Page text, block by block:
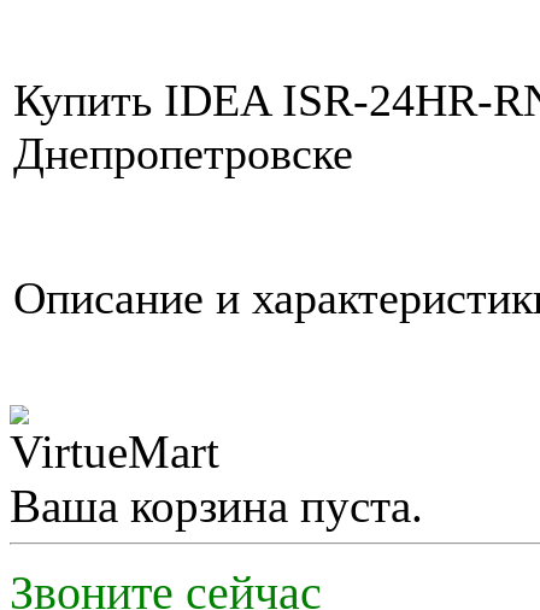
Купить IDEA ISR-24HR-
Днепропетровске
Описание и
Ваша корзина пуста.
Звоните сейчас